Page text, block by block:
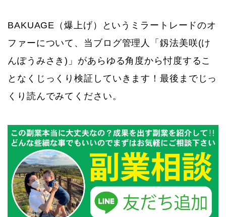
BAKUAGE（爆上げ）というミラートレードのオ
ファーについて、当ブログ管理人「釼法美咲(け
んぽうみさき)」があらゆる角度から忖度するこ
となくじっくり検証していきます！最後までじっ
くり読んでみてください。